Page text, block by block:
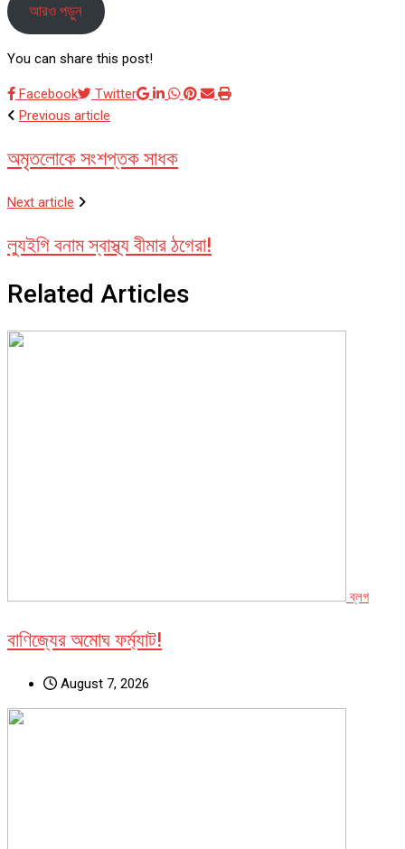
আরও পড়ুন
You can share this post!
Facebook Twitter Google+
LinkedIn
Whatsapp
Pinterest
Share
Print
Previous article
অমৃতলোকে সংশপ্তক সাধক
Next article
ল্যুইগি বনাম স্বাস্থ্য বীমার ঠগেরা!
Related Articles
ব্লগ
বাণিজ্যের অমোঘ ফর্ম্যাট!
August 7, 2026